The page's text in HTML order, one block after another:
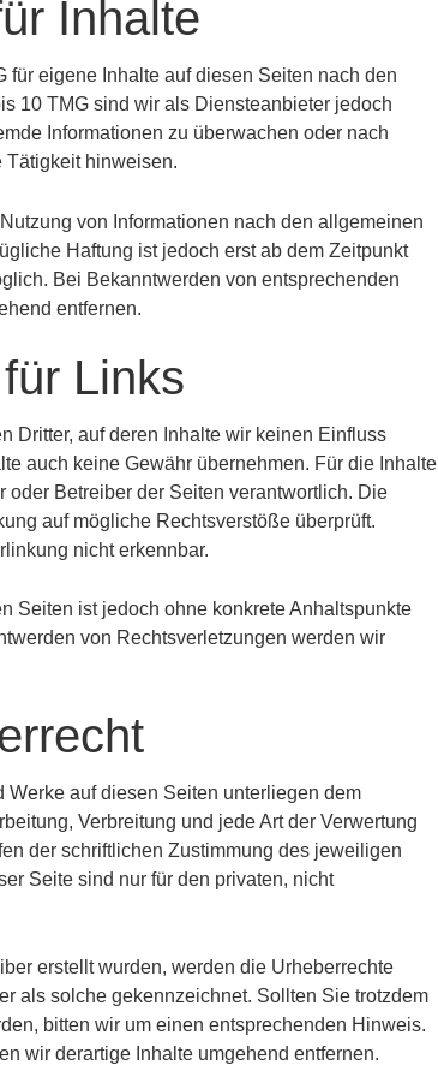
Inhalte
eigene Inhalte auf diesen Seiten nach den
10 TMG sind wir als Diensteanbieter jedoch
Informationen zu überwachen oder nach
Tätigkeit hinweisen.
von Informationen nach den allgemeinen
Haftung ist jedoch erst ab dem Zeitpunkt
Bei Bekanntwerden von entsprechenden
entfernen.
Links
Dritter, auf deren Inhalte wir keinen Einfluss
auch keine Gewähr übernehmen. Für die Inhalte
Betreiber der Seiten verantwortlich. Die
auf mögliche Rechtsverstöße überprüft.
nicht erkennbar.
Seiten ist jedoch ohne konkrete Anhaltspunkte
von Rechtsverletzungen werden wir
auf diesen Seiten unterliegen dem
Verbreitung und jede Art der Verwertung
der schriftlichen Zustimmung des jeweiligen
Seite sind nur für den privaten, nicht
erstellt wurden, werden die Urheberrechte
als solche gekennzeichnet. Sollten Sie trotzdem
bitten wir um einen entsprechenden Hinweis.
wir derartige Inhalte umgehend entfernen.